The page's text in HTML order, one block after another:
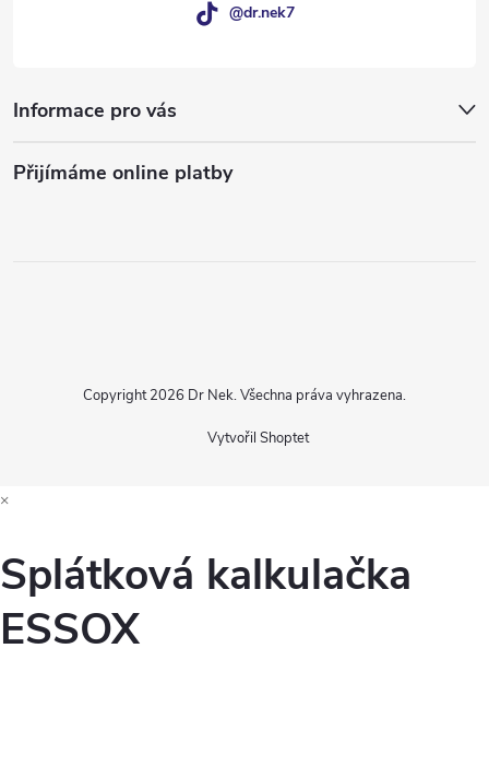
@dr.nek7
Informace pro vás
Přijímáme online platby
Vytvořil Shoptet
Copyright 2026 Dr Nek. Všechna práva vyhrazena.
×
Splátková kalkulačka
ESSOX